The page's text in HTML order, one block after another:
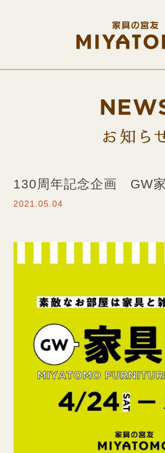
130周年記念企画 GW
2021.05.04